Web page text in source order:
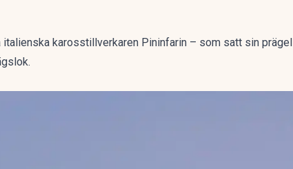
karosstillverkaren Pininfarin – som satt sin prägel